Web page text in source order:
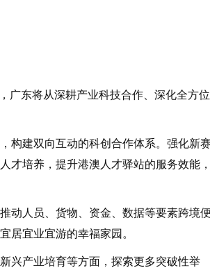
广东将从深耕产业科技合作、深化全方位
构建双向互动的科创合作体系。强化新
才培养，提升港澳人才驿站的服务效能
动人员、货物、资金、数据等要素跨境
居宜业宜游的幸福家园。
兴产业培育等方面，探索更多突破性举